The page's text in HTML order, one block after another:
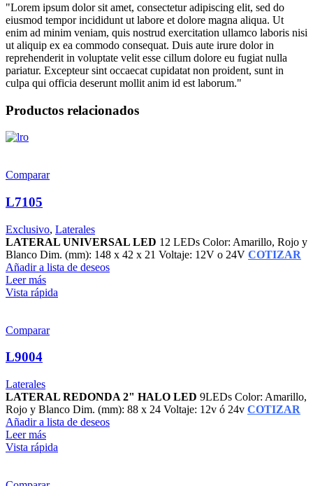
"Lorem ipsum dolor sit amet, consectetur adipiscing elit, sed do
eiusmod tempor incididunt ut labore et dolore magna aliqua. Ut
enim ad minim veniam, quis nostrud exercitation ullamco laboris nisi
ut aliquip ex ea commodo consequat. Duis aute irure dolor in
reprehenderit in voluptate velit esse cillum dolore eu fugiat nulla
pariatur. Excepteur sint occaecat cupidatat non proident, sunt in
culpa qui officia deserunt mollit anim id est laborum."
Productos relacionados
Comparar
L7105
Exclusivo, Laterales
LATERAL UNIVERSAL LED 12 LEDs Color: Amarillo, Rojo y
Blanco Dim. (mm): 148 x 42 x 21 Voltaje: 12V o 24V COTIZAR
Añadir a lista de deseos
Leer más
Vista rápida
Comparar
L9004
Laterales
LATERAL REDONDA 2" HALO LED 9LEDs Color: Amarillo,
Rojo y Blanco Dim. (mm): 88 x 24 Voltaje: 12v ó 24v COTIZAR
Añadir a lista de deseos
Leer más
Vista rápida